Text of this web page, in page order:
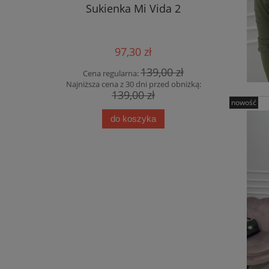
Sukienka Mi Vida 2
97,30 zł
Cena regularna:139,00 zł
Najniższa cena z 30 dni przed obniżką:
139,00 zł
do koszyka
Płaszcz
nowość